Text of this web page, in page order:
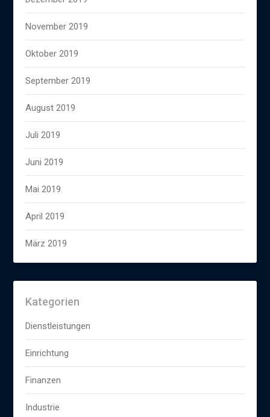
November 2019
Oktober 2019
September 2019
August 2019
Juli 2019
Juni 2019
Mai 2019
April 2019
März 2019
Kategorien
Dienstleistungen
Einrichtung
Finanzen
Industrie